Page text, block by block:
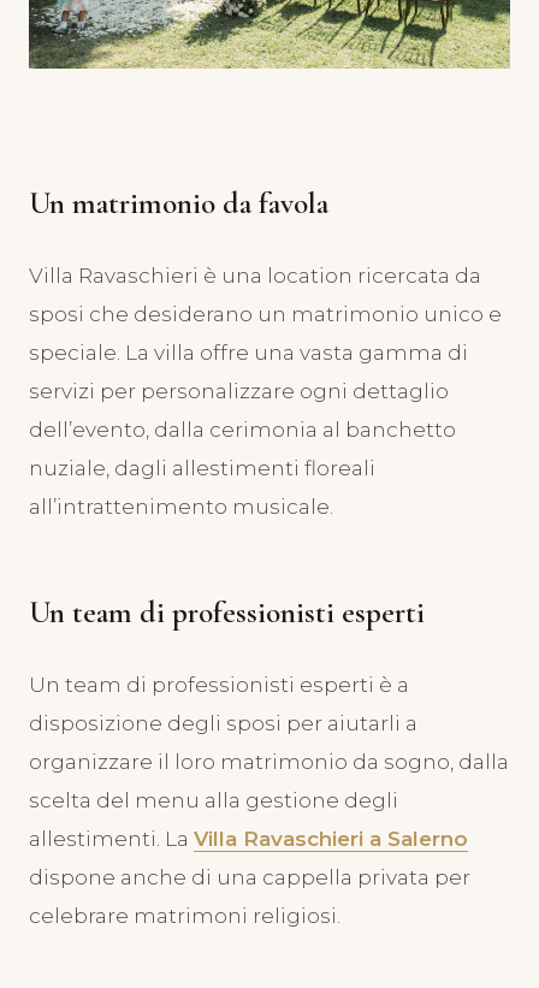
Un matrimonio da favola
Villa Ravaschieri è una location ricercata da
sposi che desiderano un matrimonio unico e
speciale. La villa offre una vasta gamma di
servizi per personalizzare ogni dettaglio
dell’evento, dalla cerimonia al banchetto
nuziale, dagli allestimenti floreali
all’intrattenimento musicale.
Un team di professionisti esperti
Un team di professionisti esperti è a
disposizione degli sposi per aiutarli a
organizzare il loro matrimonio da sogno, dalla
scelta del menu alla gestione degli
allestimenti. La Villa Ravaschieri a Salerno
dispone anche di una cappella privata per
celebrare matrimoni religiosi.